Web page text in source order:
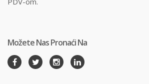
Možete Nas Pronaći Na